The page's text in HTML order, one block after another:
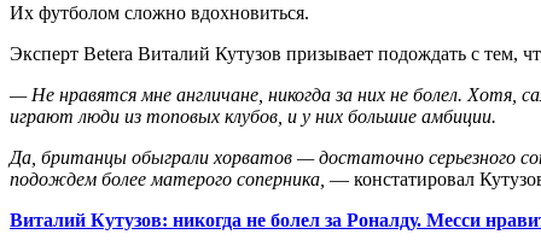
Их футболом сложно вдохновиться.
Эксперт Betera Виталий Кутузов призывает подождать с тем,
— Не нравятся мне англичане, никогда за них не болел. Хотя,
играют люди из топовых клубов, и у них большие амбиции.
Да, британцы обыграли хорватов — достаточно серьезного
подождем более матерого соперника, — констатировал
Виталий Кутузов: никогда не болел за Роналду. Месси